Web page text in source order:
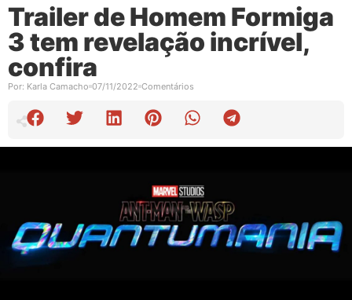
Trailer de Homem Formiga
3 tem revelação incrível,
confira
Por: Karla Camacho 07/11/2022 Comentários